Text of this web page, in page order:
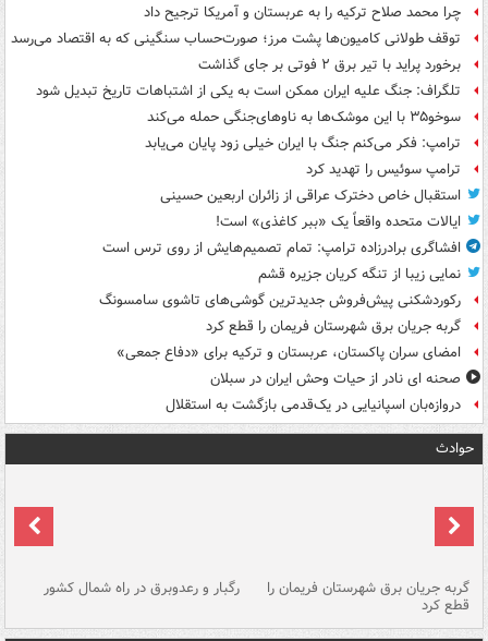
چرا محمد صلاح ترکیه را به عربستان و آمریکا ترجیح داد
توقف طولانی کامیون‌ها پشت مرز؛ صورت‌حساب سنگینی که به اقتصاد می‌رسد
برخورد پراید با تیر برق ۲ فوتی بر جای گذاشت
تلگراف: جنگ علیه ایران ممکن است به یکی از اشتباهات تاریخ تبدیل شود
سوخو۳۵ با این موشک‌ها به ناوهای‌جنگی حمله می‌کند
ترامپ: فکر می‌کنم جنگ با ایران خیلی زود پایان می‌یابد
ترامپ سوئیس را تهدید کرد
استقبال خاص دخترک عراقی از زائران اربعین حسینی
ایالات متحده واقعاً یک «ببر کاغذی» است!
افشاگری برادرزاده ترامپ: تمام تصمیم‌هایش از روی ترس است
نمایی زیبا از تنگه کریان جزیره قشم
رکوردشکنی پیش‌فروش جدیدترین گوشی‌های تاشوی سامسونگ
گربه جریان برق شهرستان فریمان را قطع کرد
امضای سران پاکستان، عربستان و ترکیه برای «دفاع جمعی»
صحنه ای نادر از حیات وحش ایران در سبلان
دروازه‌بان اسپانیایی در یک‌قدمی بازگشت به استقلال
حوادث
گربه جریان برق شهرستان فریمان را
قطع کرد
رگبار و رعدوبرق در راه شمال کشور